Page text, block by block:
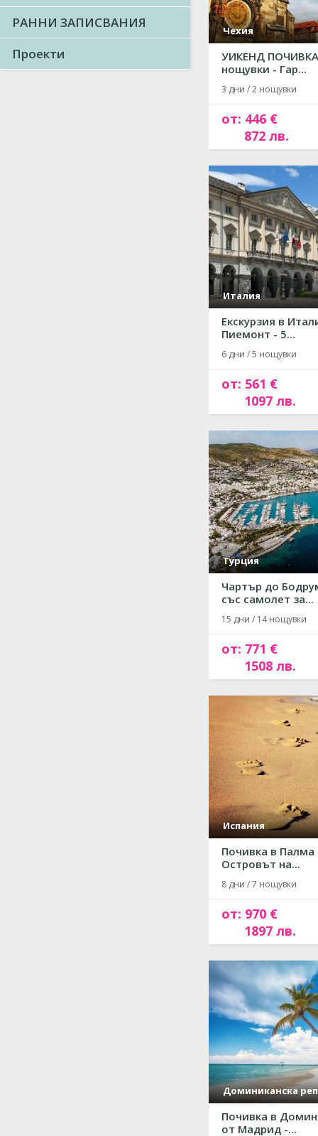
РАННИ ЗАПИСВАНИЯ
Проекти
Чехия
УИКЕНД
нощувки - Гар...
3 дни / 2 нощувки
от: 446 €
872 лв.
Италия
Екскурзия в
Пиемонт - 5...
6 дни / 5 нощувки
от: 561 €
1097 лв.
Турция
Чартър до
със самолет за...
15 дни / 14 нощувки
от: 771 €
1508 лв.
Испания
Почивка в
Островът на...
8 дни / 7 нощувки
от: 970 €
1897 лв.
Доминиканска
Почивка в
от Мадрид -...